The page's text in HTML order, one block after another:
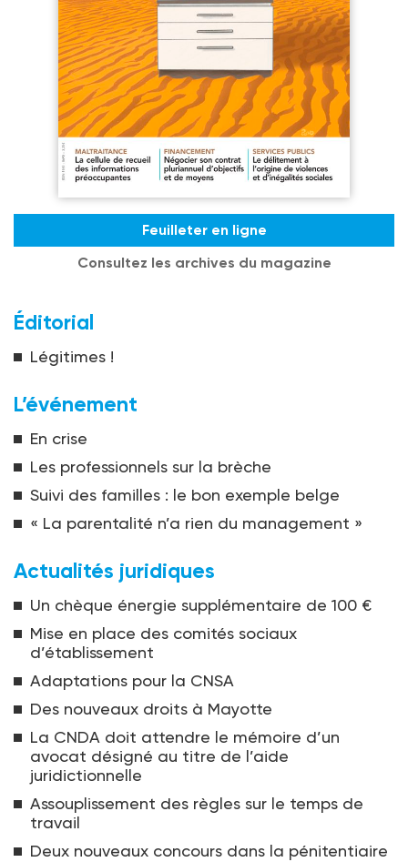
Feuilleter en ligne
Consultez les archives du magazine
Éditorial
Légitimes !
L’événement
En crise
Les professionnels sur la brèche
Suivi des familles : le bon exemple belge
« La parentalité n’a rien du management »
Actualités juridiques
Un chèque énergie supplémentaire de 100 €
Mise en place des comités sociaux
d’établissement
Adaptations pour la CNSA
Des nouveaux droits à Mayotte
La CNDA doit attendre le mémoire d’un
avocat désigné au titre de l’aide
juridictionnelle
Assouplissement des règles sur le temps de
travail
Deux nouveaux concours dans la pénitentiaire